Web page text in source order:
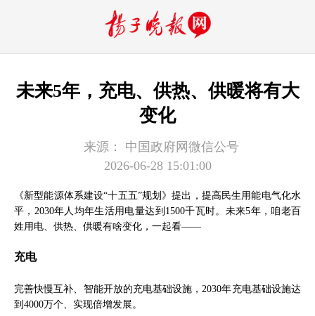
未来5年，充电、供热、供暖将有大
变化
来源：
中国政府网微信公号
2026-06-28 15:01:00
《新型能源体系建设“十五五”规划》提出，提高民生用能电气化水
平，2030年人均年生活用电量达到1500千瓦时。未来5年，咱老百
姓用电、供热、供暖有啥变化，一起看——
充电
完善快慢互补、智能开放的充电基础设施，2030年充电基础设施达
到4000万个、实现倍增发展。